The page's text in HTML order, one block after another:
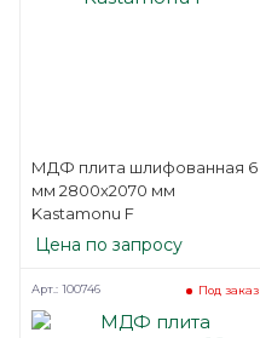
МДФ плита шлифованная 6
мм 2800х2070 мм
Kastamonu F
Цена по запросу
Под заказ
Арт.: 100746